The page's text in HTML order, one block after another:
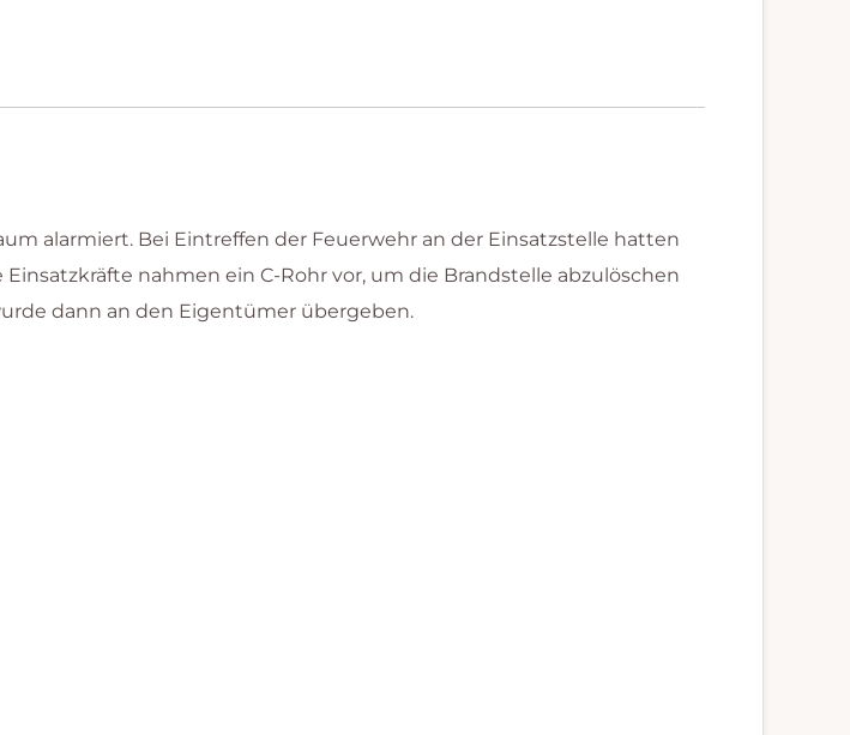
alarmiert. Bei Eintreffen der Feuerwehr an der Einsatzstelle hatten
nahmen ein C-Rohr vor, um die Brandstelle abzulöschen
dann an den Eigentümer übergeben.